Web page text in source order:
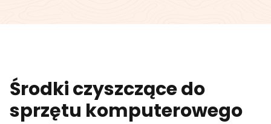
Środki czyszczące do
sprzętu komputerowego